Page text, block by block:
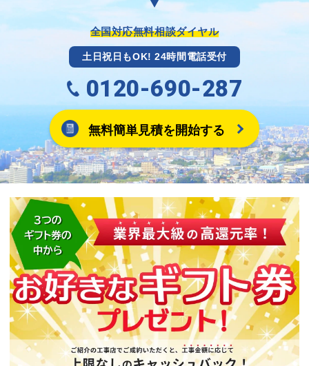
全国対応無料相談ダイヤル
土日祝日もOK! 24時間電話受付
0120-690-287
無料簡単見積を開始する